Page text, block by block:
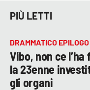
PIÙ LETTI
DRAMMATICO EPILOGO
Vibo, non ce
la 23enne
gli organi